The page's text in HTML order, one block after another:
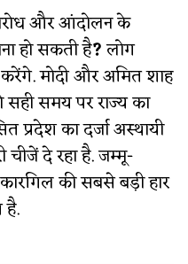
और आंदोलन के
हो सकती है?लोग
मोदी और अमित शाह
समय पर राज्य का
प्रदेश का दर्जा अस्थायी
दे रहा है. जम्मू-
कारगिल की सबसे बड़ी हार